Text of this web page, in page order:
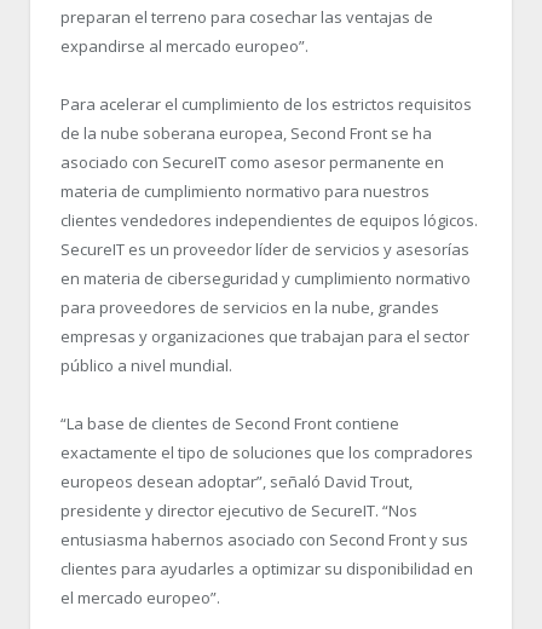
preparan el terreno para cosechar las ventajas de
expandirse al mercado europeo”.
Para acelerar el cumplimiento de los estrictos requisitos
de la nube soberana europea, Second Front se ha
asociado con SecureIT como asesor permanente en
materia de cumplimiento normativo para nuestros
clientes vendedores independientes de equipos lógicos.
SecureIT es un proveedor líder de servicios y asesorías
en materia de ciberseguridad y cumplimiento normativo
para proveedores de servicios en la nube, grandes
empresas y organizaciones que trabajan para el sector
público a nivel mundial.
“La base de clientes de Second Front contiene
exactamente el tipo de soluciones que los compradores
europeos desean adoptar”, señaló David Trout,
presidente y director ejecutivo de SecureIT. “Nos
entusiasma habernos asociado con Second Front y sus
clientes para ayudarles a optimizar su disponibilidad en
el mercado europeo”.